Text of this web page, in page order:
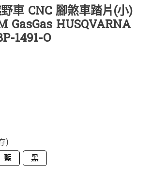
車 CNC 腳煞車踏片(小)
GasGas HUSQVARNA
1491-O
)
藍 黑